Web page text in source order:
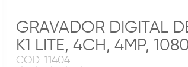
GRAVADOR DIGITAL
K1 LITE, 4CH, 4MP,
COD. 11404